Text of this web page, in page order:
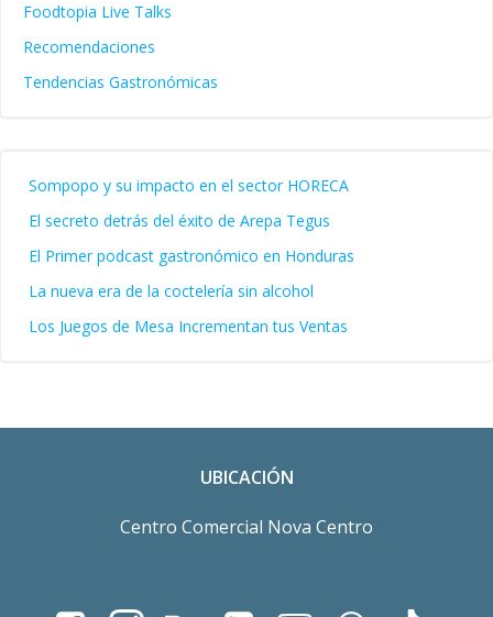
Foodtopia Live Talks
Recomendaciones
Tendencias Gastronómicas
Sompopo y su impacto en el sector HORECA
El secreto detrás del éxito de Arepa Tegus
El Primer podcast gastronómico en Honduras
La nueva era de la coctelería sin alcohol
Los Juegos de Mesa Incrementan tus Ventas
UBICACIÓN
Centro Comercial Nova Centro